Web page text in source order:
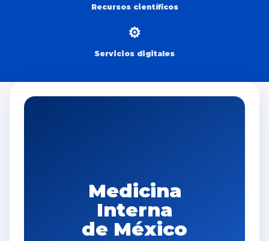
Recursos científicos
⚙
Servicios digitales
Medicina
Interna
de México